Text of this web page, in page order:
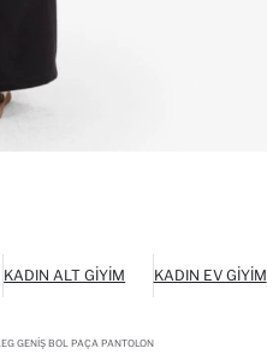
KADIN ALT GIYIM KADIN EV GIYIM
GENIŞ BOL PAÇA PANTOLON